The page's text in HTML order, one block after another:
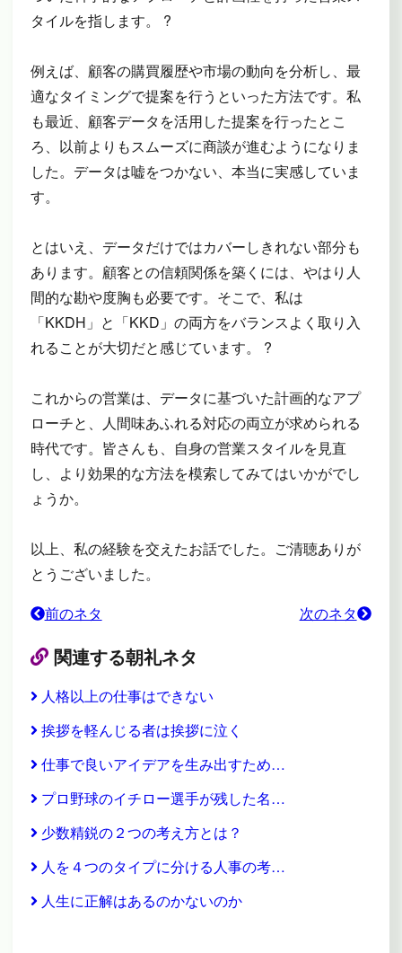
タイルを指します。 ?
例えば、顧客の購買履歴や市場の動向を分析し、最
適なタイミングで提案を行うといった方法です。私
も最近、顧客データを活用した提案を行ったとこ
ろ、以前よりもスムーズに商談が進むようになりま
した。データは嘘をつかない、本当に実感していま
す。
とはいえ、データだけではカバーしきれない部分も
あります。顧客との信頼関係を築くには、やはり人
間的な勘や度胸も必要です。そこで、私は
「KKDH」と「KKD」の両方をバランスよく取り入
れることが大切だと感じています。 ?
これからの営業は、データに基づいた計画的なアプ
ローチと、人間味あふれる対応の両立が求められる
時代です。皆さんも、自身の営業スタイルを見直
し、より効果的な方法を模索してみてはいかがでし
ょうか。
以上、私の経験を交えたお話でした。ご清聴ありが
とうございました。
前のネタ
次のネタ
関連する朝礼ネタ
人格以上の仕事はできない
挨拶を軽んじる者は挨拶に泣く
仕事で良いアイデアを生み出すため…
プロ野球のイチロー選手が残した名…
少数精鋭の２つの考え方とは？
人を４つのタイプに分ける人事の考…
人生に正解はあるのかないのか